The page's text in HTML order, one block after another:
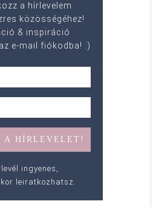
a hírlevelem
közösségéhez!
& inspiráció
e-mail fiókodba! :)
ingyenes,
leiratkozhatsz.